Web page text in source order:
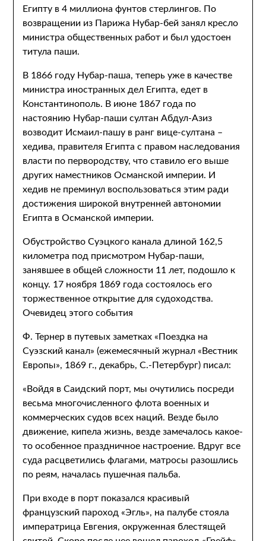
Египту в 4 миллиона фунтов стерлингов. По
возвращении из Парижа Нубар-бей занял кресло
министра общественных работ и был удостоен
титула паши.
В 1866 году Нубар-паша, теперь уже в качестве
министра иностранных дел Египта, едет в
Константинополь. В июне 1867 года по
настоянию Нубар-паши султан Абдул-Азиз
возводит Исмаил-пашу в ранг вице-султана –
хедива, правителя Египта с правом наследования
власти по первородству, что ставило его выше
других наместников Османской империи. И
хедив не преминул воспользоваться этим ради
достижения широкой внутренней автономии
Египта в Османской империи.
Обустройство Суэцкого канала длиной 162,5
километра под присмотром Нубар-паши,
занявшее в общей сложности 11 лет, подошло к
концу. 17 ноября 1869 года состоялось его
торжественное открытие для судоходства.
Очевидец этого события
Ф. Тернер в путевых заметках «Поездка на
Суэзский канал» (ежемесячный журнал «Вестник
Европы», 1869 г., декабрь, С.-Петербург) писал:
«Войдя в Саидский порт, мы очутились посреди
весьма многочисленного флота военных и
коммерческих судов всех наций. Везде было
движение, кипела жизнь, везде замечалось какое-
то особенное праздничное настроение. Вдруг все
суда расцветились флагами, матросы разошлись
по реям, началась пушечная пальба.
При входе в порт показался красивый
французский пароход «Эгль», на палубе стояла
императрица Евгения, окруженная блестящей